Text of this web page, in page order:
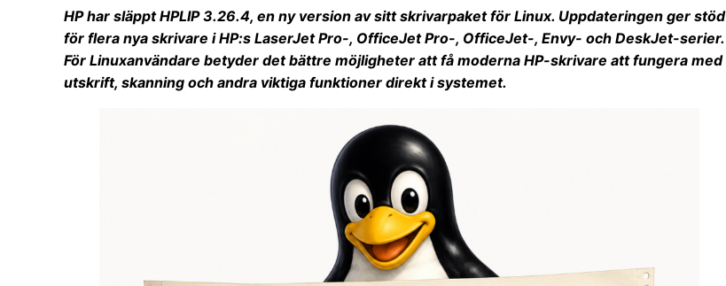
HP har släppt HPLIP 3.26.4, en ny version av sitt skrivarpaket för Linux. Uppdateringen ger stöd
för flera nya skrivare i HP:s LaserJet Pro-, OfficeJet Pro-, OfficeJet-, Envy- och DeskJet-serier.
För Linuxanvändare betyder det bättre möjligheter att få moderna HP-skrivare att fungera med
utskrift, skanning och andra viktiga funktioner direkt i systemet.